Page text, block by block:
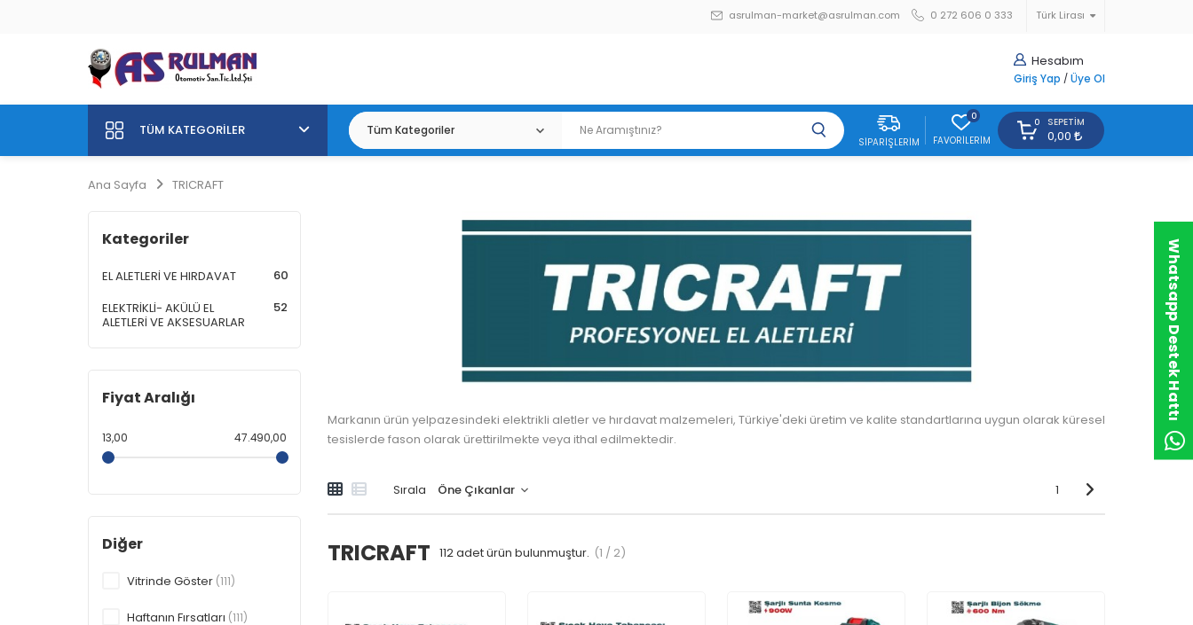
Türk Lirası
asrulman-market@asrulman.com 0 272 606 0 333
Hesabım
Giriş Yap / Üye Ol
TÜM KATEGORILER
SIPARIŞLERIM
0
FAVORILERIM
0 SEPETIM
0,00
Ana Sayfa TRICRAFT
Markanın ürün yelpazesindeki elektrikli aletler ve hırdavat malzemeleri, Türkiye'deki üretim ve kalite standartlarına uygun olarak küresel
tesislerde fason olarak ürettirilmekte veya ithal edilmektedir.
Sırala 1
TRICRAFT 112 adet ürün bulunmuştur. (1 / 2)
Kategoriler
EL ALETLERİ VE HIRDAVAT 60
ELEKTRİKLİ- AKÜLÜ EL
ALETLERİ VE AKSESUARLAR
52
Fiyat Aralığı
13,00 47.490,00
Diğer
Vitrinde Göster (111)
Haftanın Fırsatları (111)
Whatsapp Destek Hattı